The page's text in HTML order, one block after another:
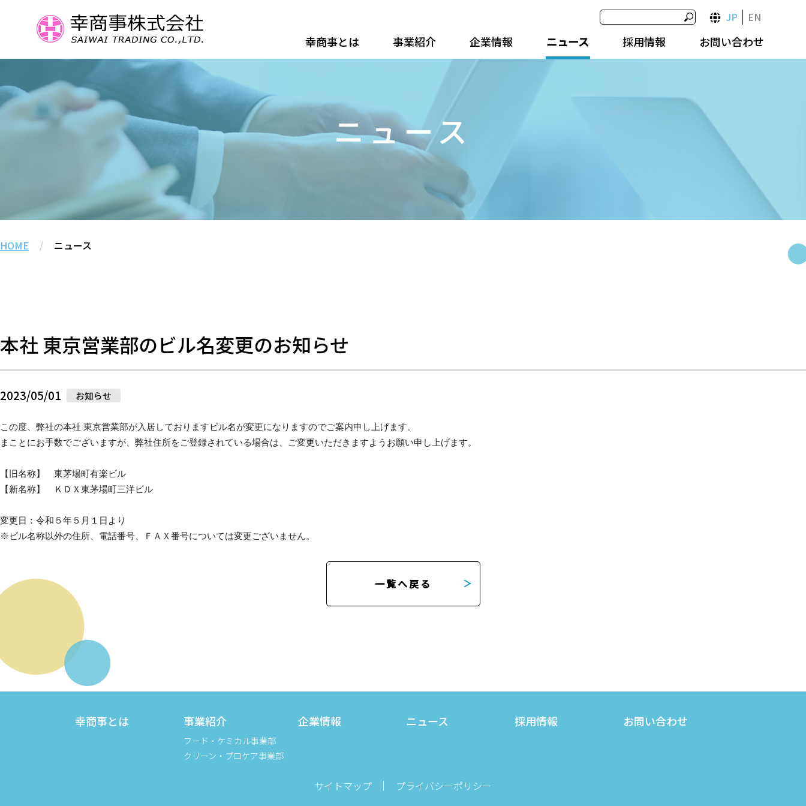
JP EN
幸商事とは 事業紹介 企業情報 ニュース 採用情報 お問い合わせ
ニュース
HOME / ニュース
本社 東京営業部のビル名変更のお知らせ
2023/05/01 お知らせ
この度、弊社の本社 東京営業部が入居しておりますビル名が変更になりますのでご案内申し上げます。
まことにお手数でございますが、弊社住所をご登録されている場合は、ご変更いただきますようお願い申し上げます。
【旧名称】　東茅場町有楽ビル
【新名称】　ＫＤＸ東茅場町三洋ビル
変更日：令和５年５月１日より
※ビル名称以外の住所、電話番号、ＦＡＸ番号については変更ございません。
一覧へ戻る
幸商事とは 事業紹介
フード・ケミカル事業部
クリーン・プロケア事業部
企業情報 ニュース 採用情報 お問い合わせ
サイトマップ プライバシーポリシー